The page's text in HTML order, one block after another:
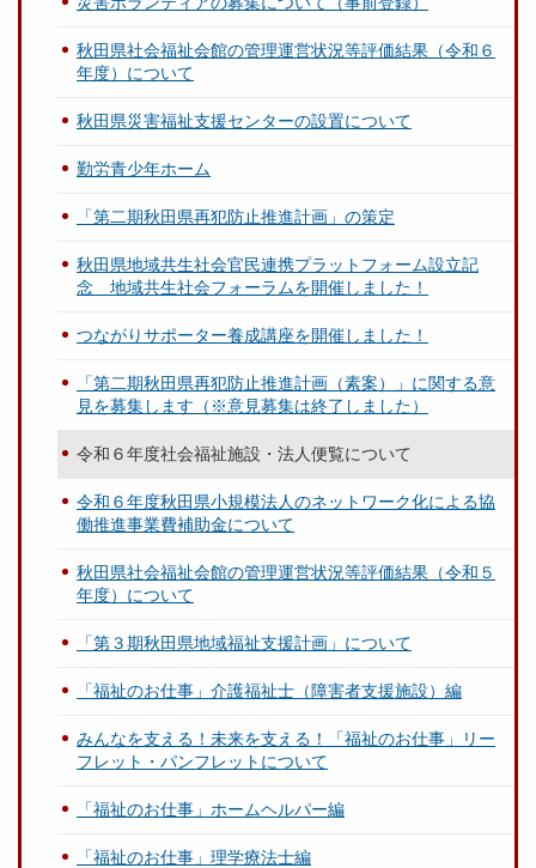
秋田県社会福祉会館の管理運営状況等評価結果（令和６
年度）について
秋田県災害福祉支援センターの設置について
勤労青少年ホーム
「第二期秋田県再犯防止推進計画」の策定
秋田県地域共生社会官民連携プラットフォーム設立記
念 地域共生社会フォーラムを開催しました！
つながりサポーター養成講座を開催しました！
「第二期秋田県再犯防止推進計画（素案）」に関する意
見を募集します（※意見募集は終了しました）
令和６年度社会福祉施設・法人便覧について
令和６年度秋田県小規模法人のネットワーク化による協
働推進事業費補助金について
秋田県社会福祉会館の管理運営状況等評価結果（令和５
年度）について
「第３期秋田県地域福祉支援計画」について
「福祉のお仕事」介護福祉士（障害者支援施設）編
みんなを支える！未来を支える！「福祉のお仕事」リー
フレット・パンフレットについて
「福祉のお仕事」ホームヘルパー編
「福祉のお仕事」理学療法士編